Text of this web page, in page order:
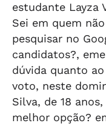
estudante Layza
Sei em quem
pesquisar no
candidatos?,
dúvida quanto
voto, neste
Silva, de 18
melhor opção?